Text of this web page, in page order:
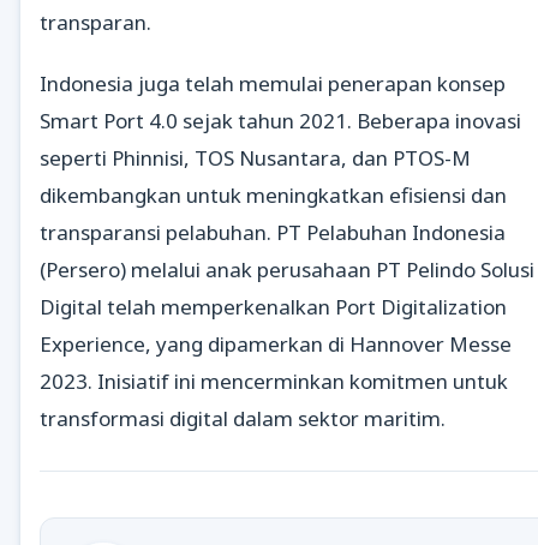
transparan.
Indonesia juga telah memulai penerapan konsep
Smart Port 4.0 sejak tahun 2021. Beberapa inovasi
seperti Phinnisi, TOS Nusantara, dan PTOS-M
dikembangkan untuk meningkatkan efisiensi dan
transparansi pelabuhan. PT Pelabuhan Indonesia
(Persero) melalui anak perusahaan PT Pelindo Solusi
Digital telah memperkenalkan Port Digitalization
Experience, yang dipamerkan di Hannover Messe
2023. Inisiatif ini mencerminkan komitmen untuk
transformasi digital dalam sektor maritim.